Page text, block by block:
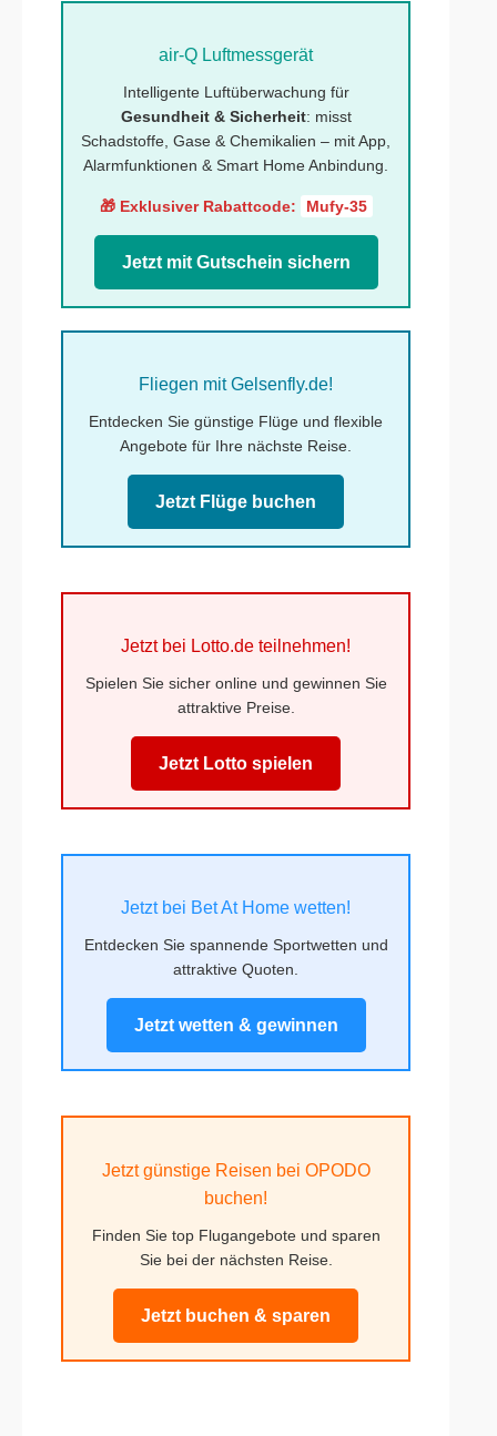
air-Q Luftmessgerät
Intelligente Luftüberwachung für
Gesundheit & Sicherheit: misst
Schadstoffe, Gase & Chemikalien – mit App,
Alarmfunktionen & Smart Home Anbindung.
🎁 Exklusiver Rabattcode: Mufy-35
Jetzt mit Gutschein sichern
Fliegen mit Gelsenfly.de!
Entdecken Sie günstige Flüge und flexible
Angebote für Ihre nächste Reise.
Jetzt Flüge buchen
Jetzt bei Lotto.de teilnehmen!
Spielen Sie sicher online und gewinnen Sie
attraktive Preise.
Jetzt Lotto spielen
Jetzt bei Bet At Home wetten!
Entdecken Sie spannende Sportwetten und
attraktive Quoten.
Jetzt wetten & gewinnen
Jetzt günstige Reisen bei OPODO
buchen!
Finden Sie top Flugangebote und sparen
Sie bei der nächsten Reise.
Jetzt buchen & sparen